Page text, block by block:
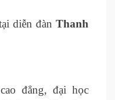
diễn đàn Thanh
đẳng, đại học